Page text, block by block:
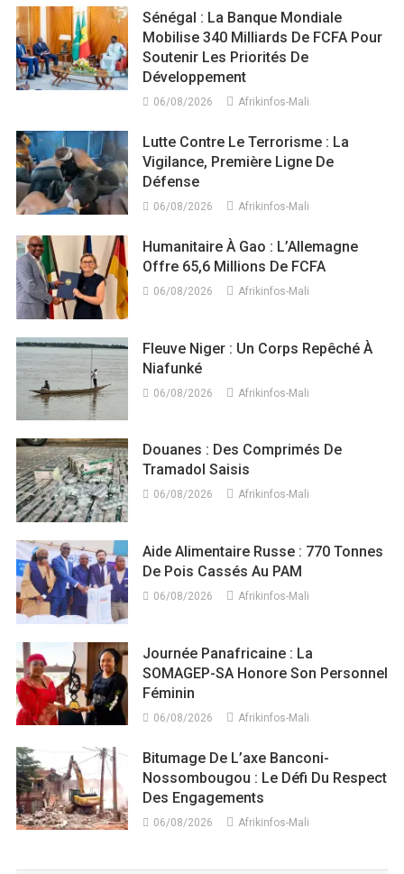
Sénégal : La Banque Mondiale
Mobilise 340 Milliards De FCFA Pour
Soutenir Les Priorités De
Développement
06/08/2026 Afrikinfos-Mali
Lutte Contre Le Terrorisme : La
Vigilance, Première Ligne De
Défense
06/08/2026 Afrikinfos-Mali
Humanitaire À Gao : L’Allemagne
Offre 65,6 Millions De FCFA
06/08/2026 Afrikinfos-Mali
Fleuve Niger : Un Corps Repêché À
Niafunké
06/08/2026 Afrikinfos-Mali
Douanes : Des Comprimés De
Tramadol Saisis
06/08/2026 Afrikinfos-Mali
Aide Alimentaire Russe : 770 Tonnes
De Pois Cassés Au PAM
06/08/2026 Afrikinfos-Mali
Journée Panafricaine : La
SOMAGEP-SA Honore Son Personnel
Féminin
06/08/2026 Afrikinfos-Mali
Bitumage De L’axe Banconi-
Nossombougou : Le Défi Du Respect
Des Engagements
06/08/2026 Afrikinfos-Mali